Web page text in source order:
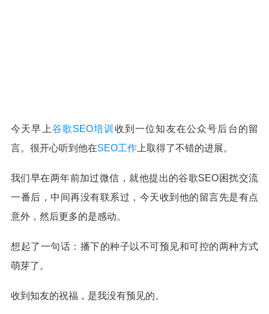
今天早上谷歌SEO培训 收到一位知友在公众号后台的留
言。很开心听到他在SEO工作 上取得了不错的进展。
我们早在两年前加过微信，就他提出的谷歌SEO困扰交流
一番后，中间再没有联系过，今天收到他的留言先是有点
意外，然后更多的是感动。
想起了一句话：播下的种子以不可预见和可控的两种方式
萌芽了。
收到知友的祝福，是我没有预见的。